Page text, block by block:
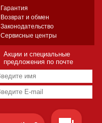
Гарантия
Возврат и обмен
Законодательство
Сервисные центры
Акции и специальные
предложения по почте